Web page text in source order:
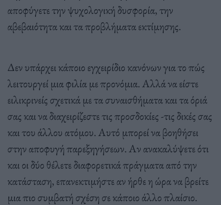
αποφύγετε την ψυχολογική δυσφορία, την
αβεβαιότητα και τα προβλήματα εκτίμησης.
Δεν υπάρχει κάποιο εγχειρίδιο κανόνων για το πώς
λειτουργεί μια φιλία με προνόμια. Αλλά να είστε
ειλικρινείς σχετικά με τα συναισθήματα και τα όριά
σας και να διαχειρίζεστε τις προσδοκίες -τις δικές σας
και του άλλου ατόμου. Αυτό μπορεί να βοηθήσει
στην αποφυγή παρεξηγήσεων. Αν ανακαλύψετε ότι
και οι δύο θέλετε διαφορετικά πράγματα από την
κατάσταση, επανεκτιμήστε αν ήρθε η ώρα να βρείτε
μια πιο συμβατή σχέση σε κάποιο άλλο πλαίσιο.